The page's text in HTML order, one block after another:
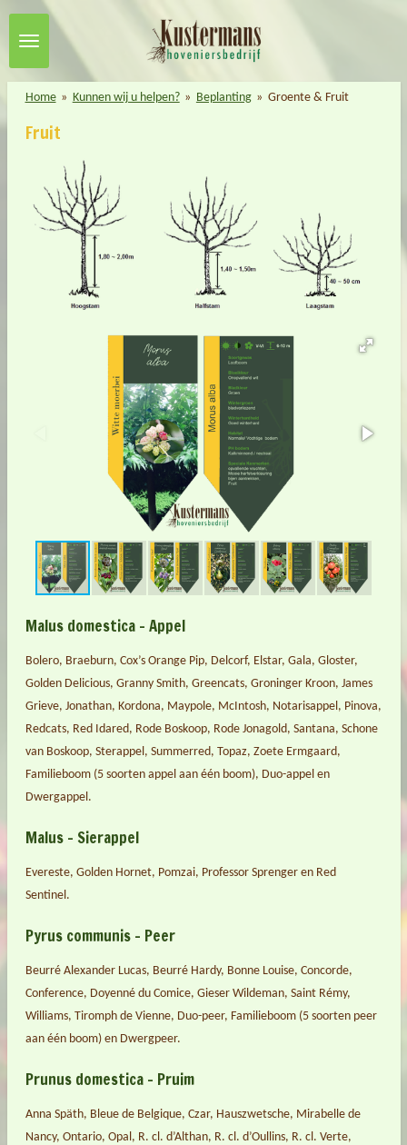
Ga
direct
naar
Home » Kunnen wij u helpen? » Beplanting » Groente & Fruit
Fruit
Malus domestica – Appel
Bolero, Braeburn, Cox’s Orange Pip, Delcorf, Elstar, Gala, Gloster,
Golden Delicious, Granny Smith, Greencats, Groninger Kroon, James
Grieve, Jonathan, Kordona, Maypole, McIntosh, Notarisappel, Pinova,
Redcats, Red Idared, Rode Boskoop, Rode Jonagold, Santana, Schone
van Boskoop, Sterappel, Summerred, Topaz, Zoete Ermgaard,
Familieboom (5 soorten appel aan één boom), Duo-appel en
Dwergappel.
Malus – Sierappel
Evereste, Golden Hornet, Pomzai, Professor Sprenger en Red
Sentinel.
Pyrus communis – Peer
Beurré Alexander Lucas, Beurré Hardy, Bonne Louise, Concorde,
Conference, Doyenné du Comice, Gieser Wildeman, Saint Rémy,
Williams, Tiromph de Vienne, Duo-peer, Familieboom (5 soorten peer
aan één boom) en Dwergpeer.
Prunus domestica – Pruim
Anna Späth, Bleue de Belgique, Czar, Hauszwetsche, Mirabelle de
Nancy, Ontario, Opal, R. cl. d’Althan, R. cl. d’Oullins, R. cl. Verte,